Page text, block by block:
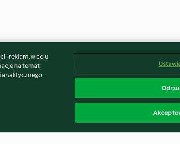
i reklam, w celu
na temat
analitycznego.